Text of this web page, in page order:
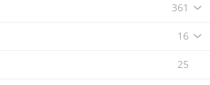
361
16
25